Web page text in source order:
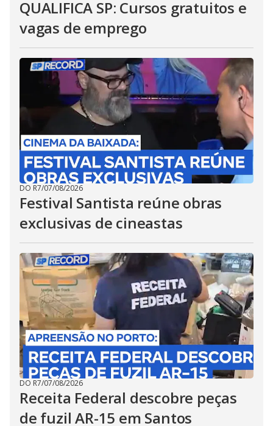
QUALIFICA SP: Cursos gratuitos e
vagas de emprego
DO R7/07/08/2026
Festival Santista reúne obras
exclusivas de cineastas
DO R7/07/08/2026
Receita Federal descobre peças
de fuzil AR-15 em Santos